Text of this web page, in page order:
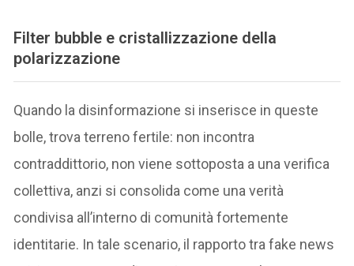
Filter bubble e cristallizzazione della
polarizzazione
Quando la disinformazione si inserisce in queste
bolle, trova terreno fertile: non incontra
contraddittorio, non viene sottoposta a una verifica
collettiva, anzi si consolida come una verità
condivisa all’interno di comunità fortemente
identitarie. In tale scenario, il rapporto tra fake news